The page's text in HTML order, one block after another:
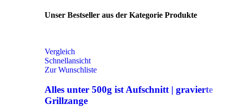
Unser Bestseller aus der Kategorie Produkte
Vergleich
Schnellansicht
Zur Wunschliste
Alles unter 500g ist Aufschnitt | gravierte
Grillzange